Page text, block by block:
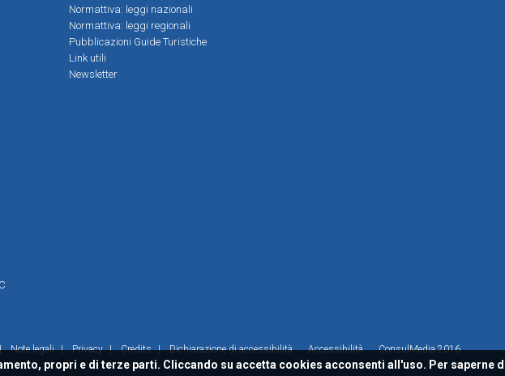
propri e di terze parti. Cliccando su accetta cookies acconsenti all'uso. Per saperne
Normattiva: leggi nazionali
Normattiva: leggi regionali
Pubblicazioni Guide Turistiche
Link utili
Newsletter
Note legali | Privacy | Credits | Dichiarazione di accessibilità Accessibilità ConsulMedia 2016